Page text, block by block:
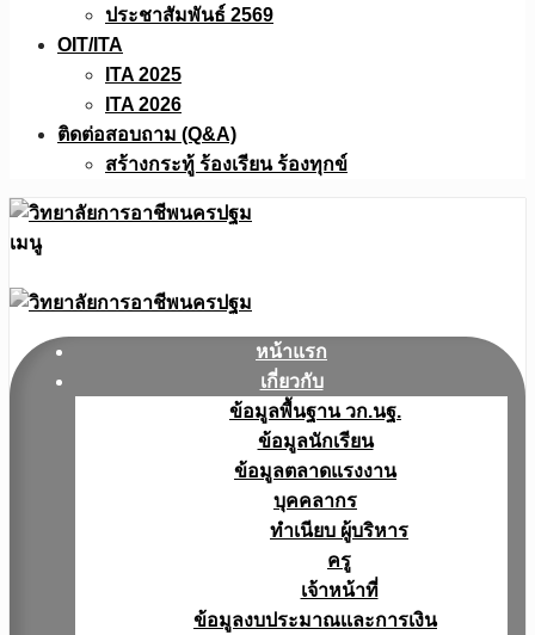
ประชาสัมพันธ์ 2569
OIT/ITA
ITA 2025
ITA 2026
ติดต่อสอบถาม (Q&A)
สร้างกระทู้ ร้องเรียน ร้องทุกข์
เมนู
หน้าแรก
เกี่ยวกับ
ข้อมูลพื้นฐาน วก.นฐ.
ข้อมูลนักเรียน
ข้อมูลตลาดแรงงาน
บุคคลากร
ทำเนียบ ผู้บริหาร
ครู
เจ้าหน้าที่
ข้อมูลงบประมาณเเละการเงิน